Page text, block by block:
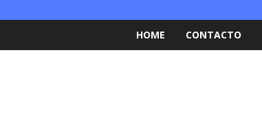
HOME CONTACTO